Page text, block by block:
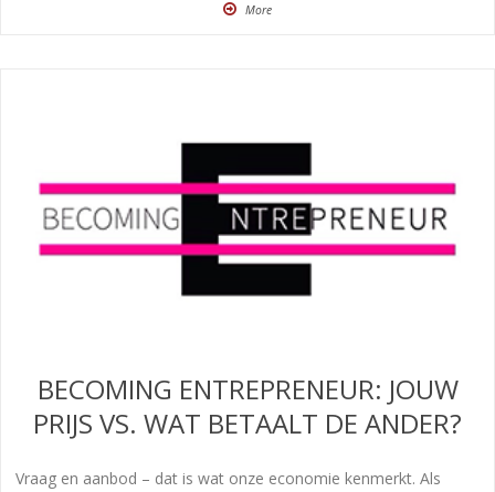
More
BECOMING ENTREPRENEUR: JOUW
PRIJS VS. WAT BETAALT DE ANDER?
Vraag en aanbod – dat is wat onze economie kenmerkt. Als